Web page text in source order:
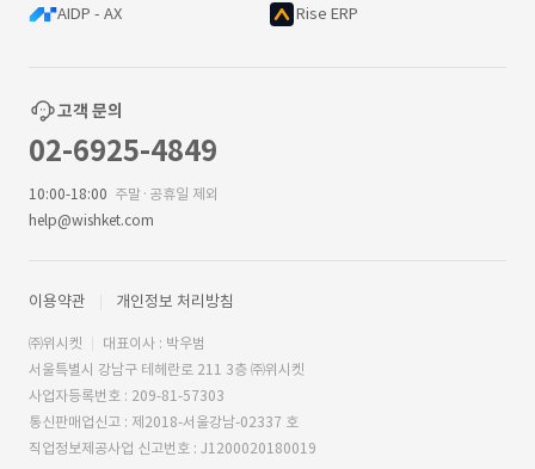
AIDP - AX Rise ERP
고객 문의
02-6925-4849
10:00-18:00 주말·공휴일 제외
help@wishket.com
이용약관 개인정보 처리방침
㈜위시켓
대표이사 : 박우범
서울특별시 강남구 테헤란로 211 3층 ㈜위시켓
사업자등록번호 : 209-81-57303
통신판매업신고 : 제2018-서울강남-02337 호
직업정보제공사업 신고번호 : J1200020180019